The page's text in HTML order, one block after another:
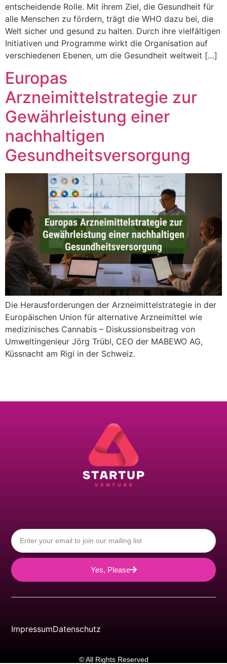
entscheidende Rolle. Mit ihrem Ziel, die Gesundheit für
alle Menschen zu fördern, trägt die WHO dazu bei, die
Welt sicher und gesund zu halten. Durch ihre vielfältigen
Initiativen und Programme wirkt die Organisation auf
verschiedenen Ebenen, um die Gesundheit weltweit […]
Europas
Arzneimittelstrategie zur
Gewährleistung einer
nachhaltigen
Gesundheitsversorgung
Die Herausforderungen der Arzneimittelstrategie in der
Europäischen Union für alternative Arzneimittel wie
medizinisches Cannabis – Diskussionsbeitrag von
Umweltingenieur Jörg Trübl, CEO der MABEWO AG,
Küssnacht am Rigi in der Schweiz.
Yes, Please
ImpressumDatenschutz
© All Rights Reserved